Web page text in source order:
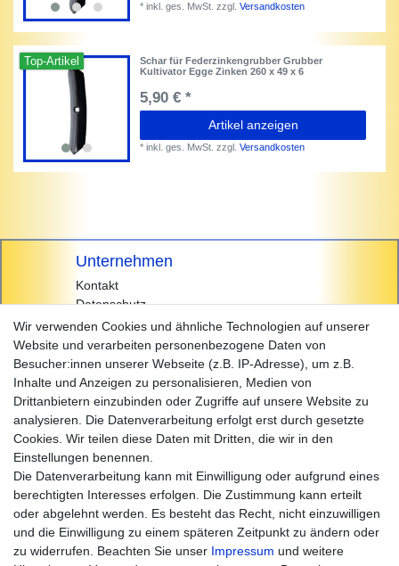
*inkl. ges. MwSt. zzgl.Versandkosten
Top-Artikel
Schar für Federzinkengrubber Grubber
Kultivator Egge Zinken 260 x 49 x 6
5,90 € *
Artikel anzeigen
*inkl. ges. MwSt. zzgl.Versandkosten
Unternehmen
Kontakt
Datenschutz
AGB
Impressum
Einkaufen
Zahlungsarten
Versandarten & -kosten
Widerrufsrecht
Warenkorb
Zur Kasse
Hilfe
Wir verwenden Cookies und ähnliche Technologien auf unserer
Website und verarbeiten personenbezogene Daten von
Besucher:innen unserer Webseite (z.B. IP-Adresse), um z.B.
Inhalte und Anzeigen zu personalisieren, Medien von
Drittanbietern einzubinden oder Zugriffe auf unsere Website zu
analysieren. Die Datenverarbeitung erfolgt erst durch gesetzte
Cookies. Wir teilen diese Daten mit Dritten, die wir in den
Einstellungen benennen.
Die Datenverarbeitung kann mit Einwilligung oder aufgrund eines
berechtigten Interesses erfolgen. Die Zustimmung kann erteilt
oder abgelehnt werden. Es besteht das Recht, nicht einzuwilligen
und die Einwilligung zu einem späteren Zeitpunkt zu ändern oder
zu widerrufen. Beachten Sie unser Impressum und weitere